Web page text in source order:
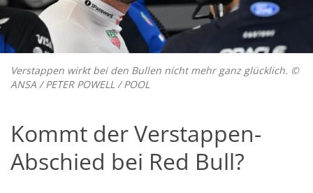
Verstappen wirkt bei den Bullen nicht mehr ganz glücklich. ©
ANSA / PETER POWELL / POOL
Kommt der Verstappen-
Abschied bei Red Bull?